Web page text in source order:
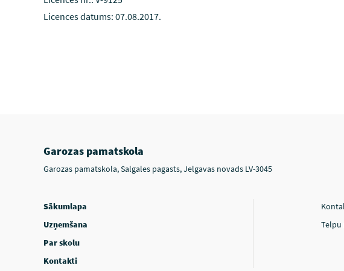
Licences datums: 07.08.2017.
Garozas pamatskola
Garozas pamatskola, Salgales pagasts, Jelgavas novads LV-3045
Sākumlapa
Uzņemšana
Par skolu
Kontakti
Telpu